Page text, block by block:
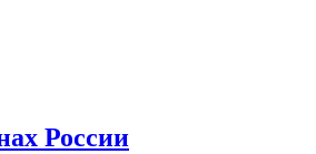
России